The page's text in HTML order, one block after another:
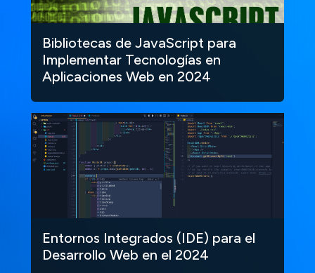
Bibliotecas de JavaScript para
Implementar Tecnologías en
Aplicaciones Web en 2024
Entornos Integrados (IDE) para el
Desarrollo Web en el 2024